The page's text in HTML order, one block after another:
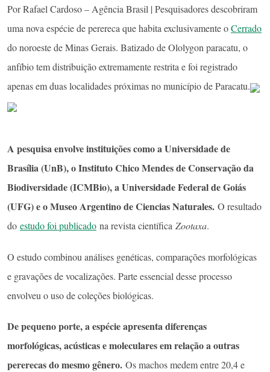
Por Rafael Cardoso – Agência Brasil | Pesquisadores descobriram
uma nova espécie de perereca que habita exclusivamente oCerrado
do noroeste de Minas Gerais. Batizado de Ololygon paracatu, o
anfíbio tem distribuição extremamente restrita e foi registrado
apenas em duas localidades próximas no município de Paracatu.
A pesquisa envolve instituições como a Universidade de
Brasília (UnB), o Instituto Chico Mendes de Conservação da
Biodiversidade (ICMBio), a Universidade Federal de Goiás
(UFG) e o Museo Argentino de Ciencias Naturales. O resultado
do estudo foi publicado na revista científica Zootaxa.
O estudo combinou análises genéticas, comparações morfológicas
e gravações de vocalizações. Parte essencial desse processo
envolveu o uso de coleções biológicas.
De pequeno porte, a espécie apresenta diferenças
morfológicas, acústicas e moleculares em relação a outras
pererecas do mesmo gênero. Os machos medem entre 20,4 e